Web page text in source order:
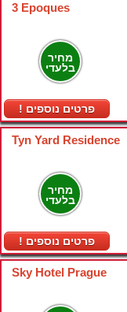
3 Epoques
מחיר
בלעדי
! פרטים נוספים
Tyn Yard Residence
מחיר
בלעדי
! פרטים נוספים
Sky Hotel Prague